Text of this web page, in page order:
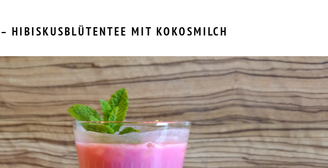
HIBISKUSBLÜTENTEE MIT KOKOSMILCH